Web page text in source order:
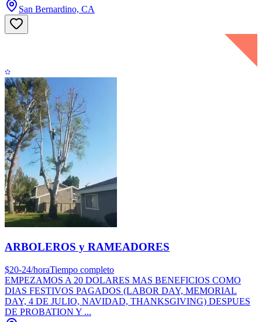
San Bernardino, CA
ARBOLEROS y RAMEADORES
$20-24/horaTiempo completo
EMPEZAMOS A 20 DOLARES MAS BENEFICIOS COMO
DIAS FESTIVOS PAGADOS (LABOR DAY, MEMORIAL
DAY, 4 DE JULIO, NAVIDAD, THANKSGIVING) DESPUES
DE PROBATION Y ...